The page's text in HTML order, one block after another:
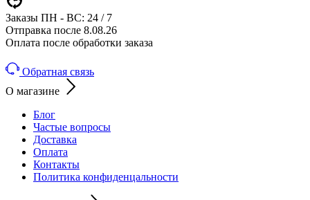
Заказы ПН - ВС: 24 / 7
Отправка после 8.08.26
Оплата после обработки заказа
Обратная связь
О магазине
Блог
Частые вопросы
Доставка
Оплата
Контакты
Политика конфиденцальности